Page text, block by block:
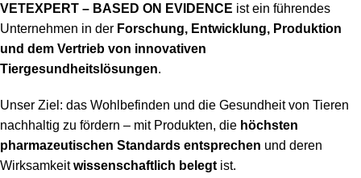
VETEXPERT – BASED ON EVIDENCE ist ein führendes
Unternehmen in der Forschung, Entwicklung, Produktion
und dem Vertrieb von innovativen
Tiergesundheitslösungen.
Unser Ziel: das Wohlbefinden und die Gesundheit von Tieren
nachhaltig zu fördern – mit Produkten, die höchsten
pharmazeutischen Standards entsprechen und deren
Wirksamkeitwissenschaftlich belegt ist.